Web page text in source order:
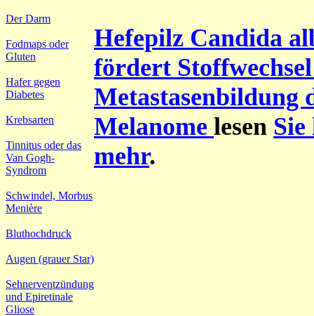
Der Darm
Fodmaps oder
Gluten
Hafer gegen
Diabetes
Krebsarten
Tinnitus oder das
Van Gogh-
Syndrom
Schwindel, Morbus
Menière
Bluthochdruck
Augen (grauer Star)
Sehnerventzündung
und Epiretinale
Gliose
Hefepilz Candida
fördert
Metastasenbildung
Melanome lesen
mehr.